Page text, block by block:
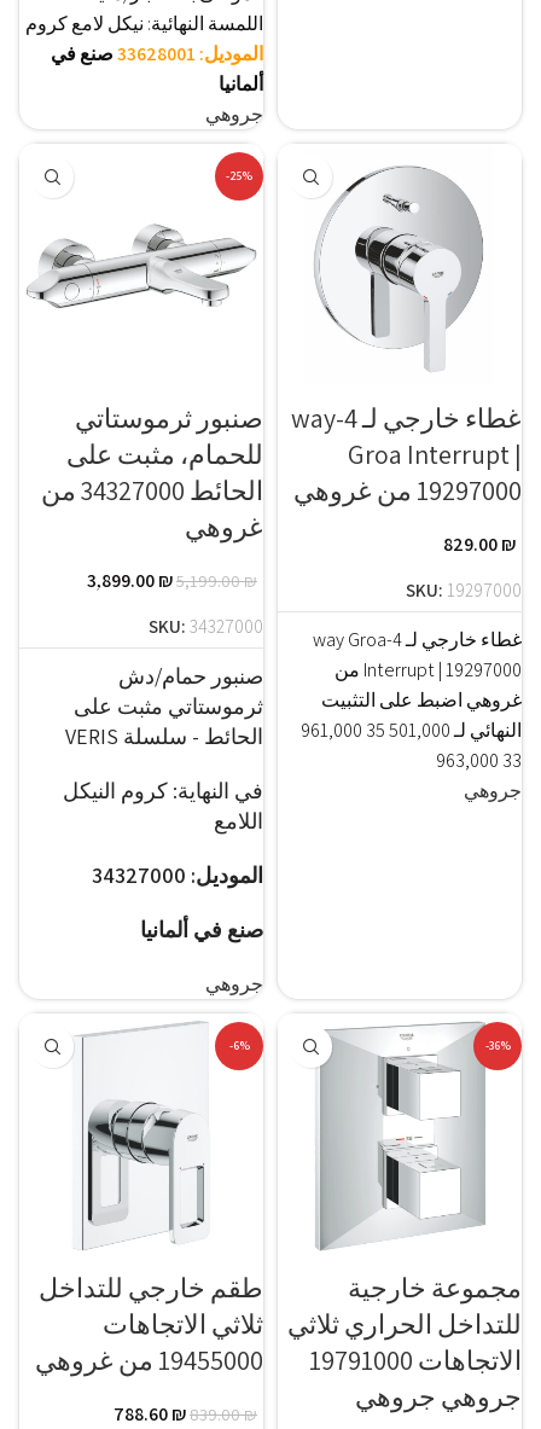
جروهي
اللمسة النهائية: نيكل لامع كروم
الموديل: 33628001
صنع في
ألمانيا
غطاء خارجي لـ 4-way
Groa Interrupt |
19297000 من غروهي
جروهي
829.00₪
SKU: 19297000
غطاء خارجي لـ 4-way Groa
Interrupt | 19297000 من
غروهي اضبط على التثبيت
النهائي لـ 501,000 35 961,000
33 963,000
-25%
صنبور ثرموستاتي
للحمام، مثبت على
الحائط 34327000 من
غروهي
جروهي
5,199.00₪
3,899.00₪
SKU: 34327000
صنبور حمام/دش
ثرموستاتي مثبت على
الحائط - سلسلة VERIS
في النهاية: كروم النيكل
اللامع
الموديل: 34327000
صنع في ألمانيا
-36%
مجموعة خارجية
للتداخل الحراري ثلاثي
الاتجاهات 19791000
جروهي جروهي
-6%
طقم خارجي للتداخل
ثلاثي الاتجاهات
19455000 من غروهي
839.00₪
788.60₪